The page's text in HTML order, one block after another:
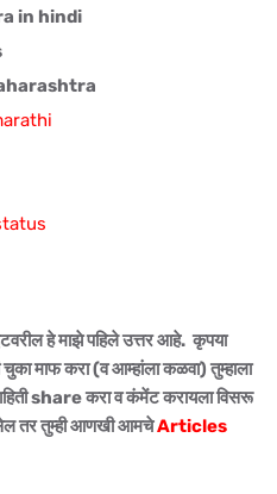
in hindi
हे माझे पहिले उत्तर आहे. कृपया
माफ करा (व आम्हांला कळवा) तुम्हाला
share करा व कंमेंट करायला विसरू
तर तुम्ही आणखी आमचेArticles